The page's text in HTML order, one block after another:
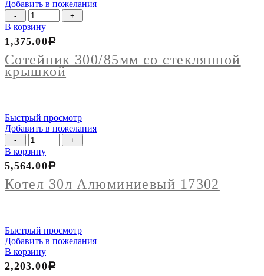
Добавить в пожелания
Количество
товара
Сотейник
300/85мм
со
стеклянной
крышкой
В корзину
Сотейник 300/85мм со стеклянной
крышкой
1,375.00Р
Быстрый просмотр
Добавить в пожелания
Количество
товара
Котел
30л
Алюминиевый
17302
В корзину
Котел 30л Алюминиевый 17302
5,564.00Р
Быстрый просмотр
Добавить в пожелания
В корзину
2,203.00Р